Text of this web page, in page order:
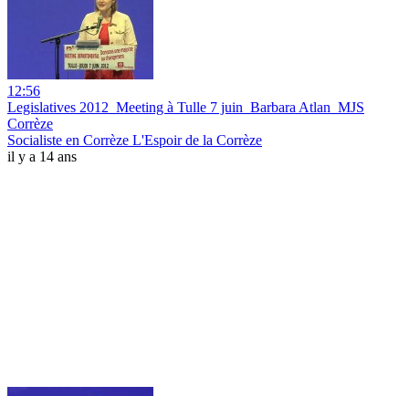
12:56
Legislatives 2012_Meeting à Tulle 7 juin_Barbara Atlan_MJS
Corrèze
Socialiste en Corrèze L'Espoir de la Corrèze
il y a 14 ans